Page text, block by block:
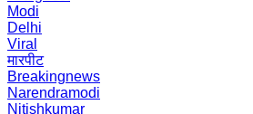
Modi
Delhi
Viral
मारपीट
Breakingnews
Narendramodi
Nitishkumar